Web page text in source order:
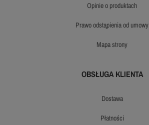
opinie o produktach
prawo odstąpienia od umowy
mapa strony
OBSŁUGA KLIENTA
dostawa
płatności